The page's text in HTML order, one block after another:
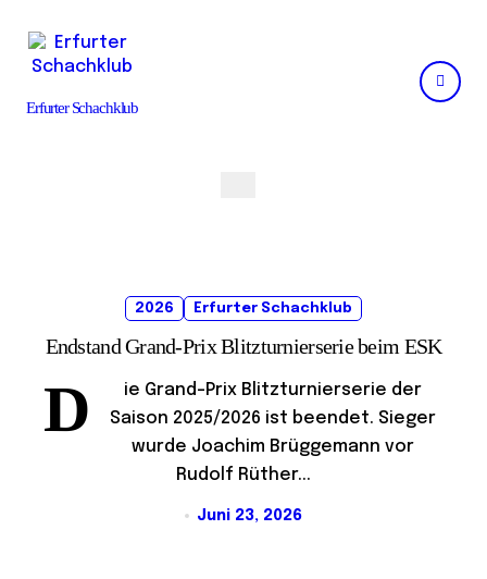
content
Erfurter Schachklub
2026 Erfurter Schachklub
Endstand Grand-Prix Blitzturnierserie beim ESK
D
ie Grand-Prix Blitzturnierserie der
Saison 2025/2026 ist beendet. Sieger
wurde Joachim Brüggemann vor
Rudolf Rüther...
Juni 23, 2026